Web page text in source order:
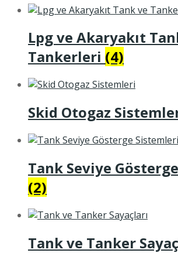
Lpg ve Akaryakıt
Tankerleri (4)
Skid Otogaz
Tank Seviye
(2)
Tank ve Tanker